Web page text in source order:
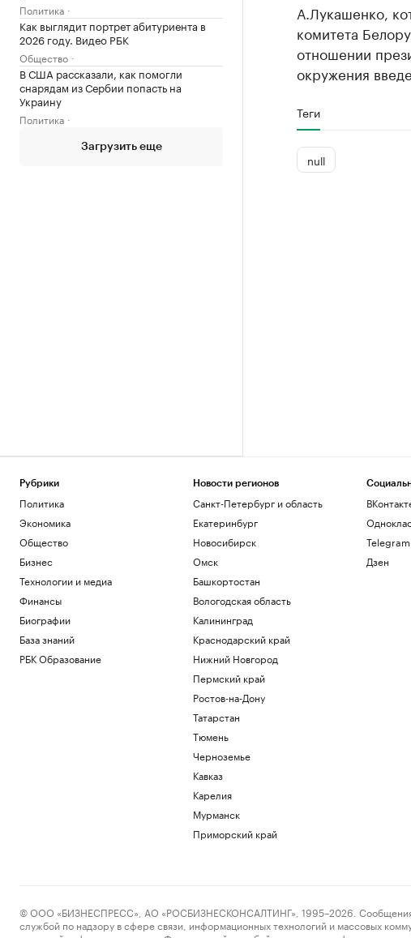
Политика
Как выглядит портрет абитуриента в
2026 году. Видео РБК
Общество
В США рассказали, как помогли
снарядам из Сербии попасть на
Украину
Политика
Загрузить еще
А.Лукашенко,
комитета
отношении
окружения
Теги
null
Рубрики
Политика
Экономика
Общество
Бизнес
Технологии и медиа
Финансы
Биографии
База знаний
РБК Образование
Новости регионов
Санкт-Петербург и область
Екатеринбург
Новосибирск
Омск
Башкортостан
Вологодская область
Калининград
Краснодарский край
Нижний Новгород
Пермский край
Ростов-на-Дону
Татарстан
Тюмень
Черноземье
Кавказ
Карелия
Мурманск
Приморский край
Telegram
Дзен
© ООО «БИЗНЕСПРЕСС», АО «РОСБИЗНЕСКОНСАЛТИНГ», 1995–2026. Сообщения и
службой по надзору в сфере связи, информационных технологий и массовых